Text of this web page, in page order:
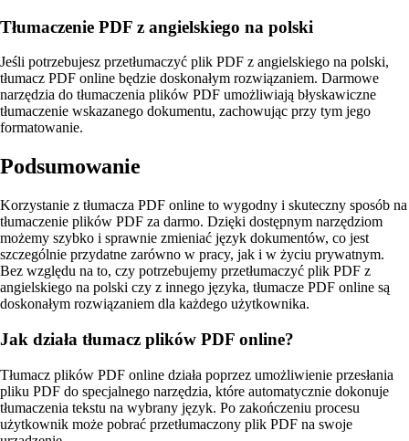
Tłumaczenie PDF z angielskiego na polski
Jeśli potrzebujesz przetłumaczyć plik PDF z angielskiego na polski,
tłumacz PDF online będzie doskonałym rozwiązaniem. Darmowe
narzędzia do tłumaczenia plików PDF umożliwiają błyskawiczne
tłumaczenie wskazanego dokumentu, zachowując przy tym jego
formatowanie.
Podsumowanie
Korzystanie z tłumacza PDF online to wygodny i skuteczny sposób na
tłumaczenie plików PDF za darmo. Dzięki dostępnym narzędziom
możemy szybko i sprawnie zmieniać język dokumentów, co jest
szczególnie przydatne zarówno w pracy, jak i w życiu prywatnym.
Bez względu na to, czy potrzebujemy przetłumaczyć plik PDF z
angielskiego na polski czy z innego języka, tłumacze PDF online są
doskonałym rozwiązaniem dla każdego użytkownika.
Jak działa tłumacz plików PDF online?
Tłumacz plików PDF online działa poprzez umożliwienie przesłania
pliku PDF do specjalnego narzędzia, które automatycznie dokonuje
tłumaczenia tekstu na wybrany język. Po zakończeniu procesu
użytkownik może pobrać przetłumaczony plik PDF na swoje